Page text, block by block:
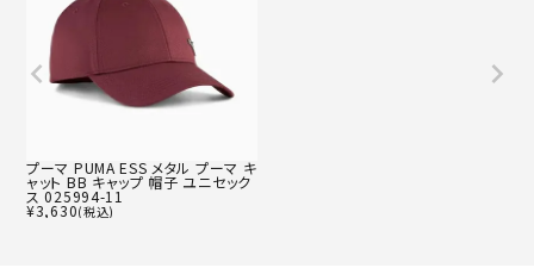
プーマ PUMA ESS メタル プーマ キ
ャット BB キャップ 帽子 ユニセック
ス 025994-11
¥3,630(税込)